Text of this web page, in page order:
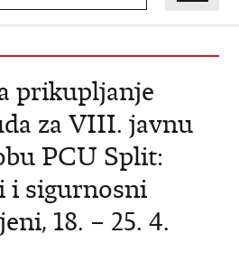
prikupljanje
za VIII. javnu
PCU Split:
i sigurnosni
18. – 25. 4.